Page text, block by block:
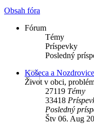
Obsah fóra
Fórum
Témy
Príspevky
Posledný
Košeca a Nozdrovice
Život v obci,
27119 Témy
33418
Posledný
Štv 06. Aug